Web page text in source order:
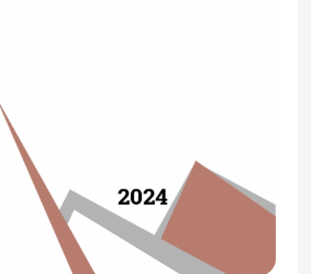
молодёжного
неформальном общении и
в разговорах по
также содержит
доступное для
и скачивания